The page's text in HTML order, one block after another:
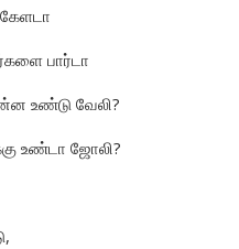
பார்டா
உண்டு வேலி?
உண்டா ஜோலி?